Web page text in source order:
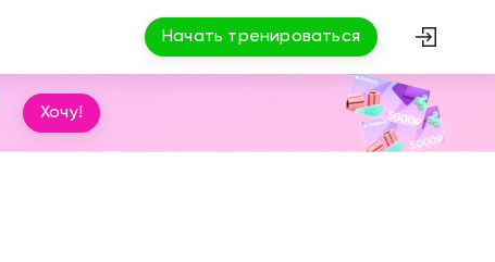
Начать тренироваться
Хочу!